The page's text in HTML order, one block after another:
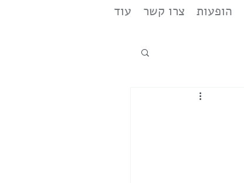
הופעות צרו קשר עוד